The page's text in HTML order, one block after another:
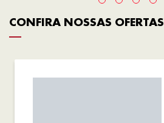
CONFIRA NOSSAS OFERTAS